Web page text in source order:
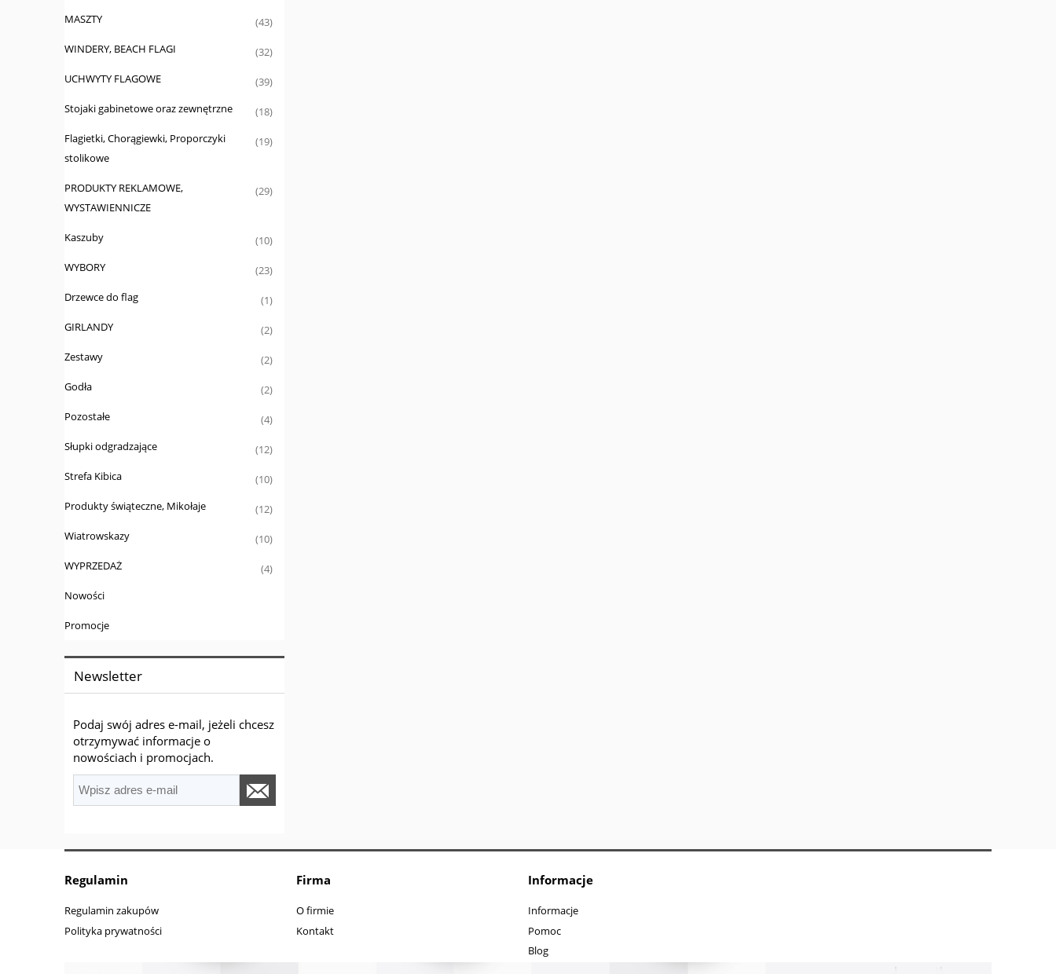
MASZTY (43)
WINDERY, BEACH FLAGI (32)
UCHWYTY FLAGOWE (39)
Stojaki gabinetowe oraz zewnętrzne (18)
Flagietki, Chorągiewki, Proporczyki
stolikowe
(19)
PRODUKTY REKLAMOWE,
WYSTAWIENNICZE
(29)
Kaszuby (10)
WYBORY (23)
Drzewce do flag (1)
GIRLANDY (2)
Zestawy (2)
Godła (2)
Pozostałe (4)
Słupki odgradzające (12)
Strefa Kibica (10)
Produkty świąteczne, Mikołaje (12)
Wiatrowskazy (10)
WYPRZEDAŻ (4)
Nowości
Promocje
Newsletter
Podaj swój adres e-mail, jeżeli chcesz
otrzymywać informacje o
nowościach i promocjach.
Regulamin
Regulamin zakupów
Polityka prywatności
Firma
O firmie
Kontakt
Informacje
Informacje
Pomoc
Blog